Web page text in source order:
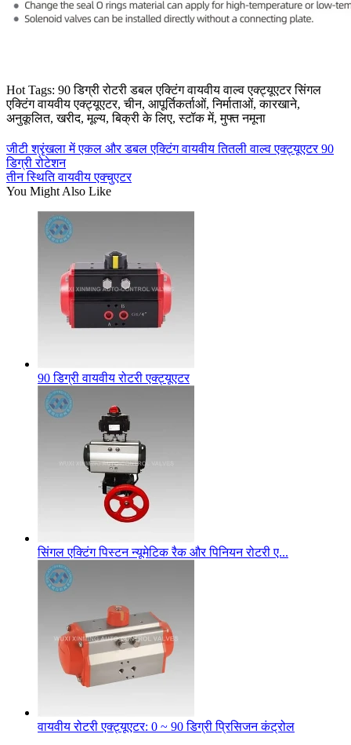
Hot Tags: 90 डिग्री रोटरी डबल एक्टिंग वायवीय वाल्व एक्ट्यूएटर सिंगल
एक्टिंग वायवीय एक्ट्यूएटर, चीन, आपूर्तिकर्ताओं, निर्माताओं, कारखाने,
अनुकूलित, खरीद, मूल्य, बिक्री के लिए, स्टॉक में, मुफ्त नमूना
जीटी श्रृंखला में एकल और डबल एक्टिंग वायवीय तितली वाल्व एक्ट्यूएटर 90
डिग्री रोटेशन
तीन स्थिति वायवीय एक्चुएटर
You Might Also Like
90 डिग्री वायवीय रोटरी एक्ट्यूएटर
सिंगल एक्टिंग पिस्टन न्यूमेटिक रैक और पिनियन रोटरी ए...
वायवीय रोटरी एक्ट्यूएटर: 0 ~ 90 डिग्री प्रिसिजन कंट्रोल